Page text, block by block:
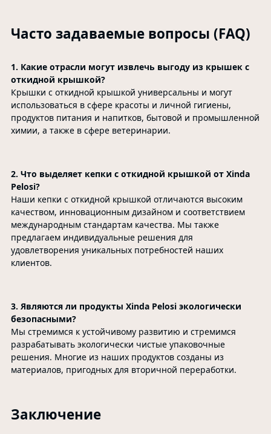
Часто задаваемые вопросы (FAQ)
1. Какие отрасли могут извлечь выгоду из крышек с
откидной крышкой?
Крышки с откидной крышкой универсальны и могут
использоваться в сфере красоты и личной гигиены,
продуктов питания и напитков, бытовой и промышленной
химии, а также в сфере ветеринарии.
2. Что выделяет кепки с откидной крышкой от Xinda
Pelosi?
Наши кепки с откидной крышкой отличаются высоким
качеством, инновационным дизайном и соответствием
международным стандартам качества. Мы также
предлагаем индивидуальные решения для
удовлетворения уникальных потребностей наших
клиентов.
3. Являются ли продукты Xinda Pelosi экологически
безопасными?
Мы стремимся к устойчивому развитию и стремимся
разрабатывать экологически чистые упаковочные
решения. Многие из наших продуктов созданы из
материалов, пригодных для вторичной переработки.
Заключение